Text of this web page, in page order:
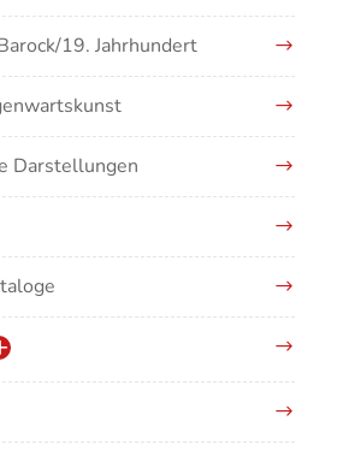
19. Jahrhundert
Darstellungen